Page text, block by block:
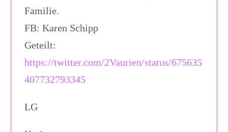
Familie.
FB: Karen Schipp
Geteilt:
https://twitter.com/2Vaurien/status/675635
407732793345
LG